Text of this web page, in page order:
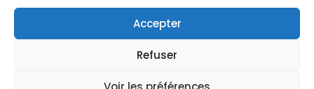
Accepter
Refuser